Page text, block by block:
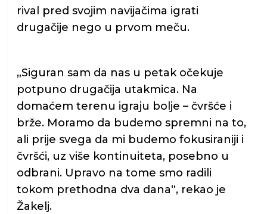
rival pred svojim navijačima igrati
drugačije nego u prvom meču.
„Siguran sam da nas u petak očekuje
potpuno drugačija utakmica. Na
domaćem terenu igraju bolje – čvršće i
brže. Moramo da budemo spremni na to,
ali prije svega da mi budemo fokusiraniji i
čvršći, uz više kontinuiteta, posebno u
odbrani. Upravo na tome smo radili
tokom prethodna dva dana“, rekao je
Žakelj.